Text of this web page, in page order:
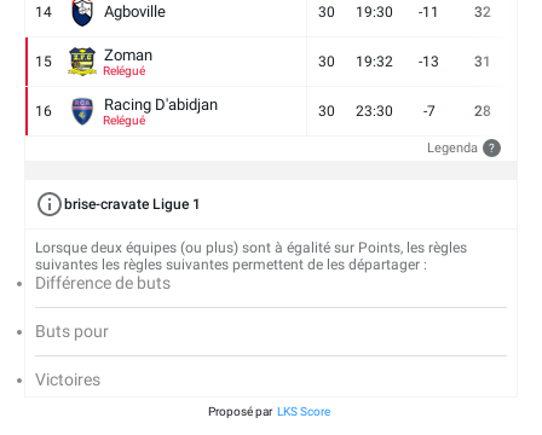
14 Agboville 30 19:30 -11 32
15 Zoman
Relégué
30 19:32 -13 31
16 Racing D'abidjan
Relégué
30 23:30 -7 28
Legenda ?
brise-cravate Ligue 1
Lorsque deux équipes (ou plus) sont à égalité sur Points, les règles
suivantes les règles suivantes permettent de les départager :
Différence de buts
Buts pour
Victoires
Proposé par LKS Score